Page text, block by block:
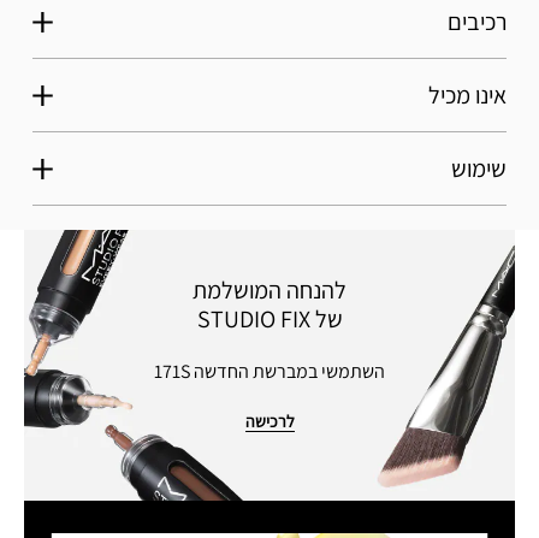
רכיבים
אינו מכיל
שימוש
להנחה המושלמת
של STUDIO FIX
השתמשי במברשת החדשה 171S
לרכישה